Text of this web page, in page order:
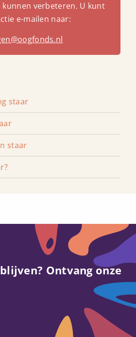
kunnen verbeteren. U kunt
e-mailen naar:
staar
staar
Ontvang onze